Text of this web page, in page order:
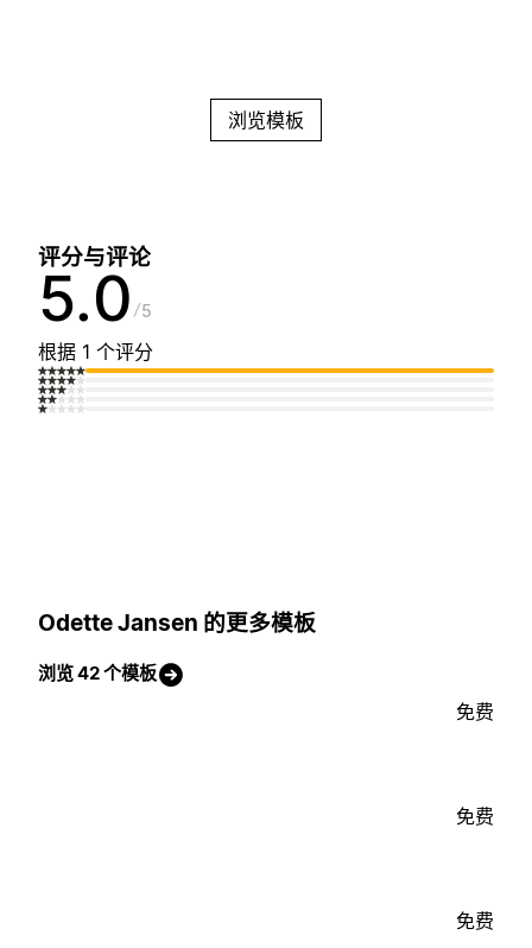
浏览模板
评分与评论
5.0 5
根据 1 个评分
Odette Jansen 的更多模板
浏览 42 个模板
免费
免费
免费